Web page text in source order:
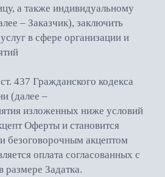
а также индивидуальному
– Заказчик), заключить
в сфере организации и
437 Гражданского кодекса
(далее –
изложенных ниже условий
Оферты и становится
безоговорочным акцептом
оплата согласованных с
размере Задатка.